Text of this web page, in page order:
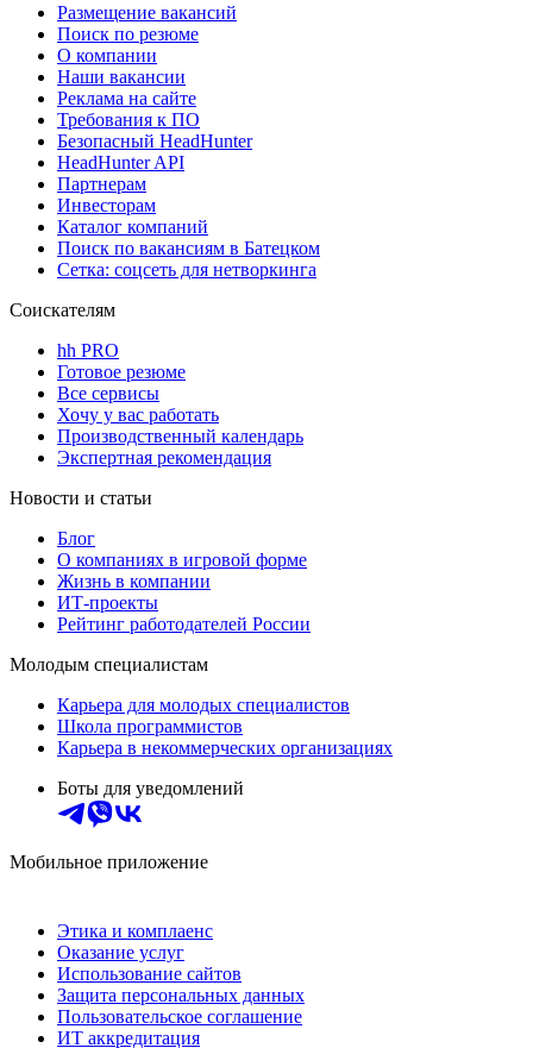
Размещение вакансий
Поиск по резюме
О компании
Наши вакансии
Реклама на сайте
Требования к ПО
Безопасный HeadHunter
HeadHunter API
Партнерам
Инвесторам
Каталог компаний
Поиск по вакансиям в Батецком
Сетка: соцсеть для нетворкинга
Соискателям
hh PRO
Готовое резюме
Все сервисы
Хочу у вас работать
Производственный календарь
Экспертная рекомендация
Новости и статьи
Блог
О компаниях в игровой форме
Жизнь в компании
ИТ-проекты
Рейтинг работодателей России
Молодым специалистам
Карьера для молодых специалистов
Школа программистов
Карьера в некоммерческих организациях
Боты для уведомлений
Мобильное приложение
Этика и комплаенс
Оказание услуг
Использование сайтов
Защита персональных данных
Пользовательское соглашение
ИТ аккредитация